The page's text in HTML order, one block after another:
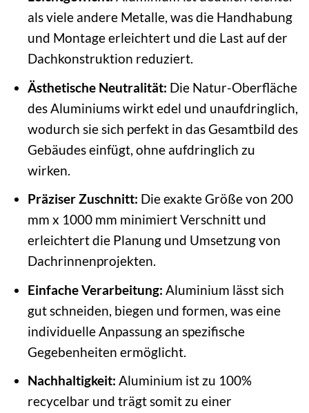
als viele andere Metalle, was die Handhabung
und Montage erleichtert und die Last auf der
Dachkonstruktion reduziert.
Ästhetische Neutralität: Die Natur-Oberfläche
des Aluminiums wirkt edel und unaufdringlich,
wodurch sie sich perfekt in das Gesamtbild des
Gebäudes einfügt, ohne aufdringlich zu
wirken.
Präziser Zuschnitt: Die exakte Größe von 200
mm x 1000 mm minimiert Verschnitt und
erleichtert die Planung und Umsetzung von
Dachrinnenprojekten.
Einfache Verarbeitung: Aluminium lässt sich
gut schneiden, biegen und formen, was eine
individuelle Anpassung an spezifische
Gegebenheiten ermöglicht.
Nachhaltigkeit: Aluminium ist zu 100%
recycelbar und trägt somit zu einer